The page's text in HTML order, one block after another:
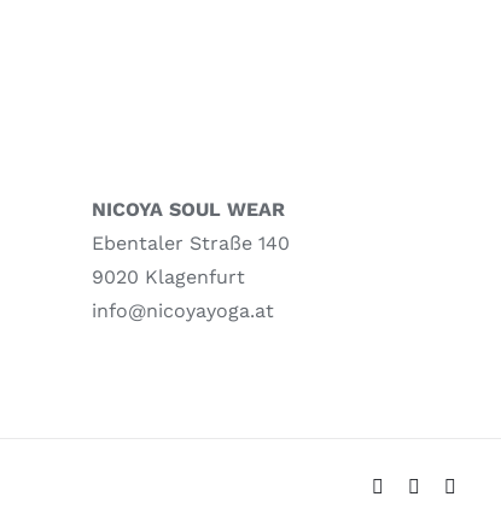
NICOYA SOUL WEAR
Ebentaler Straße 140
9020 Klagenfurt
info@nicoyayoga.at
FacebookInstagram